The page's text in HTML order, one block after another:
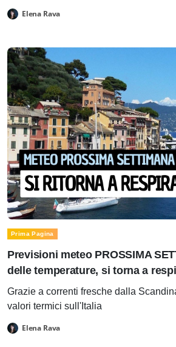
Elena Rava
Prima Pagina
Previsioni meteo PROSSIMA
delle temperature, si torna a
Grazie a correnti fresche dalla
valori termici sull'Italia
Elena Rava